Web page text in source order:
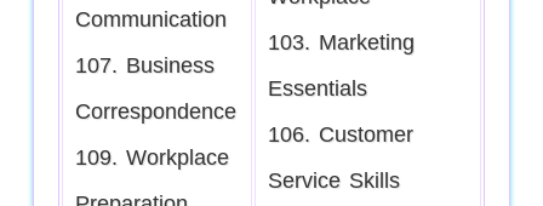
Communication
107. Business
Correspondence
109. Workplace
103. Marketing
Essentials
106. Customer
Service Skills